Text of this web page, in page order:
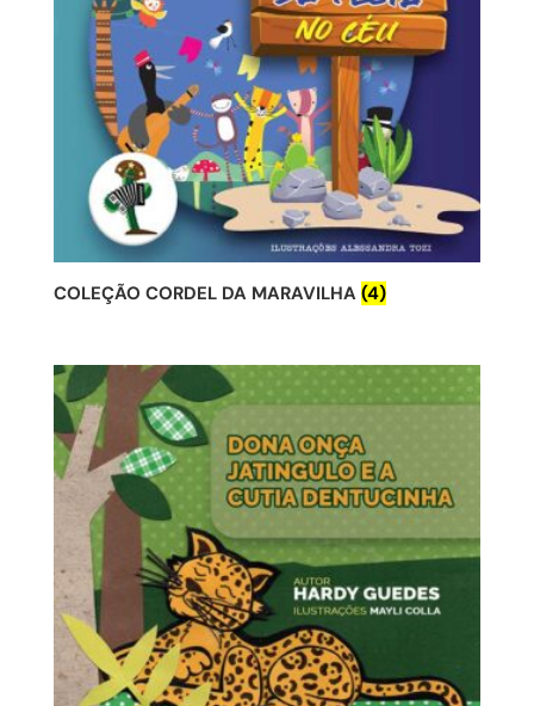
COLEÇÃO CORDEL DA MARAVILHA (4)